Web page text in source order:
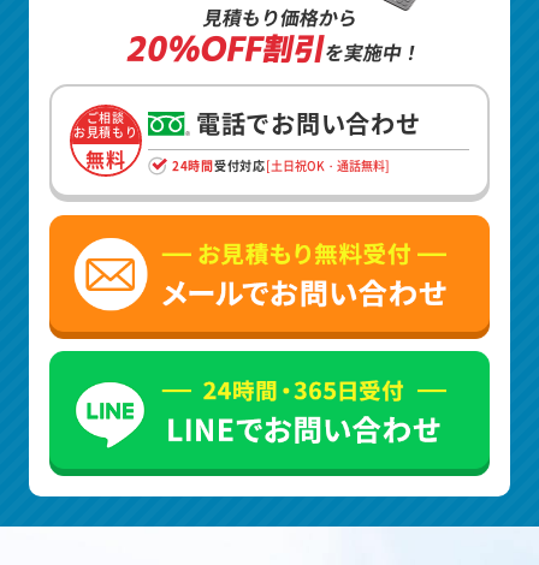
見積もり価格から
20%OFF割引を実施中！
ご相談
お見積もり
無料
電話でお問い合わせ
24時間受付対応[土日祝OK・通話無料]